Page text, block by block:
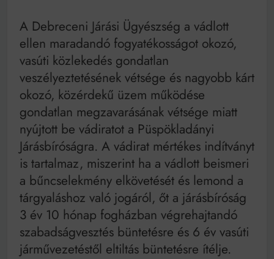
A Debreceni Járási Ügyészség a vádlott
ellen maradandó fogyatékosságot okozó,
vasúti közlekedés gondatlan
veszélyeztetésének vétsége és nagyobb kárt
okozó, közérdekű üzem működése
gondatlan megzavarásának vétsége miatt
nyújtott be vádiratot a Püspökladányi
Járásbíróságra. A vádirat mértékes indítványt
is tartalmaz, miszerint ha a vádlott beismeri
a bűncselekmény elkövetését és lemond a
tárgyaláshoz való jogáról, őt a járásbíróság
3 év 10 hónap fogházban végrehajtandó
szabadságvesztés büntetésre és 6 év vasúti
járművezetéstől eltiltás büntetésre ítélje.